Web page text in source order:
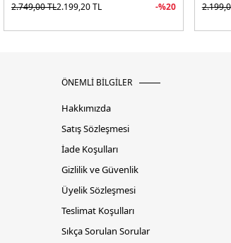
2.749,00TL2.199,20TL -%20
ÖNEMLİ BİLGİLER
Hakkımızda
Satış Sözleşmesi
İade Koşulları
Gizlilik ve Güvenlik
Üyelik Sözleşmesi
Teslimat Koşulları
Sıkça Sorulan Sorular